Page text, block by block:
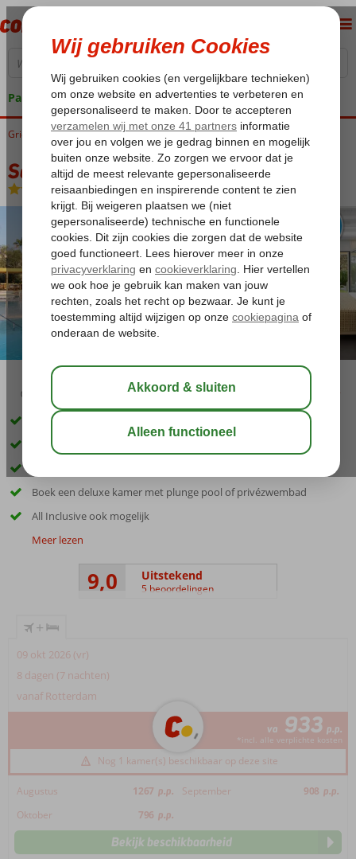
Pakketgarantie
Home
Griekenland Corfu Messonghi Sentido Apollo Palace
Sentido Apollo Palace
Halfpension-Hotel
02:50
Op loopafstand van Messonghi en het strand
Keuze uit diverse restaurants en bars
Boek een deluxe kamer met plunge pool of privézwembad
All Inclusive ook mogelijk
Meer lezen
9,0 Uitstekend
5 beoordelingen
+
09 okt 2026 (vr)
8 dagen (7 nachten)
vanaf Rotterdam
va 933 p.p.
*incl. alle verplichte kosten
Nog 1 kamer(s) beschikbaar op deze site
Augustus 1267 p.p. September 908 p.p.
Oktober
796 p.p.
Bekijk beschikbaarheid